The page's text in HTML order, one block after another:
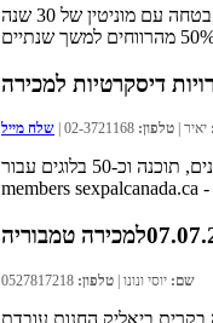
מחפש משקיעים בעלי הון עצמי בין 700,000 - למיליון ₪ אשר מעוניינים להשקיע בעסק קיים למערכות מיגון ואבטחה עם מוניטין של 30 שנה
דיסקרטיות למכירה
יאיר | טלפון: 02-3721168 | שלח מייל
שלושה אתרי הכרויות דיסקרטיות בעלי ותק של שלוש שנים. ההצעה כוללת דומיינים, תוכנה וכ-50 בלוגים עבור SEO sexpal.co.uk - 112k
למכירה טמבוריה
שם: יוסי ונונו | טלפון: 0527817218